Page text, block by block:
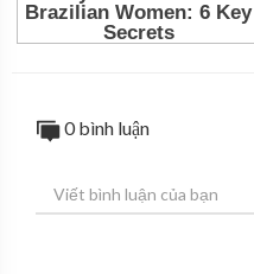
0 bình luận